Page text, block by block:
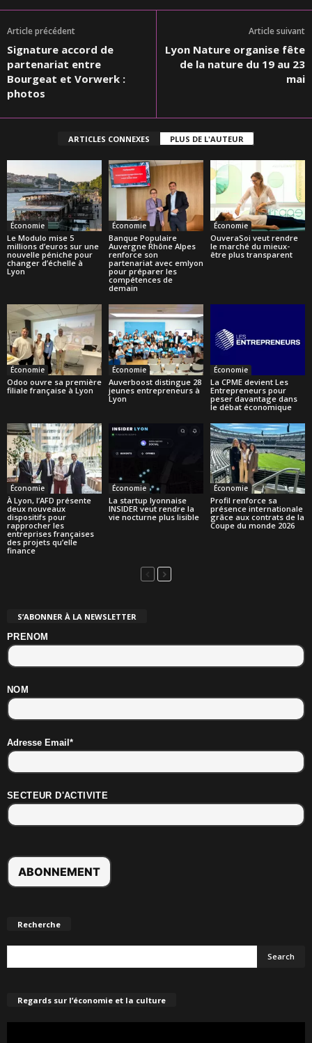
Article précédent
Signature accord de
partenariat entre
Bourgeat et Vorwerk :
photos
Article suivant
Lyon Nature organise fête
de la nature du 19 au 23
mai
ARTICLES CONNEXES PLUS DE L'AUTEUR
Économie
Le Modulo mise 5
millions d’euros sur une
nouvelle péniche pour
changer d’échelle à
Lyon
Économie
Banque Populaire
Auvergne Rhône Alpes
renforce son
partenariat avec emlyon
pour préparer les
compétences de
demain
Économie
OuveraSoi veut rendre
le marché du mieux-
être plus transparent
Économie
Odoo ouvre sa première
filiale française à Lyon
Économie
Auverboost distingue 28
jeunes entrepreneurs à
Lyon
Économie
La CPME devient Les
Entrepreneurs pour
peser davantage dans
le débat économique
Économie
À Lyon, l’AFD présente
deux nouveaux
dispositifs pour
rapprocher les
entreprises françaises
des projets qu’elle
finance
Économie
La startup lyonnaise
INSIDER veut rendre la
vie nocturne plus lisible
Économie
Profil renforce sa
présence internationale
grâce aux contrats de la
Coupe du monde 2026
S’ABONNER À LA NEWSLETTER
PRENOM
NOM
Adresse Email*
SECTEUR D'ACTIVITE
Recherche
Regards sur l’économie et la culture